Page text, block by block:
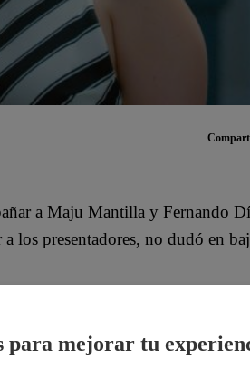
a Maju Mantilla y Fernando
los presentadores, no dudó en
para mejorar tu